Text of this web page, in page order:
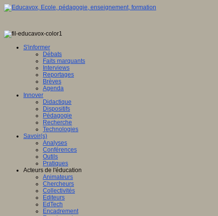
S'informer
Débats
Faits marquants
Interviews
Reportages
Brèves
Agenda
Innover
Didactique
Dispositifs
Pédagogie
Recherche
Technologies
Savoir(s)
Analyses
Conférences
Outils
Pratiques
Acteurs de l'éducation
Animateurs
Chercheurs
Collectivités
Editeurs
EdTech
Encadrement